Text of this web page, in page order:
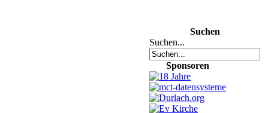
Suchen
Suchen...
Sponsoren